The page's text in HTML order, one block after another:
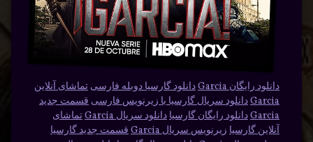
دانلود رایگان Garcia دانلود گارسیا دوبله فارسی تماشای آنلاین
Garciaدانلود سریال گارسیا با زیرنویس فارسی قسمت جدید
Garciaدانلود رایگان گارسیادانلود سریال Garcia
تماشای
آنلاین گارسیا زیرنویس سریال Garcia
قسمت جدید گارسیا